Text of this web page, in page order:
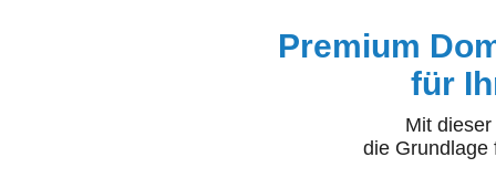
Premium
für
Mit
die